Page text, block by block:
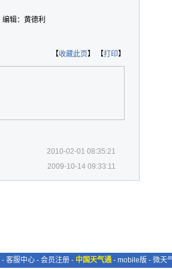
编辑：黄德利
【收藏此页】 【打印】
2010-02-01 08:35:21
2009-10-14 09:33:11
- 客服中心 - 会员注册 - 中国天气通 - mobile版 - 微天